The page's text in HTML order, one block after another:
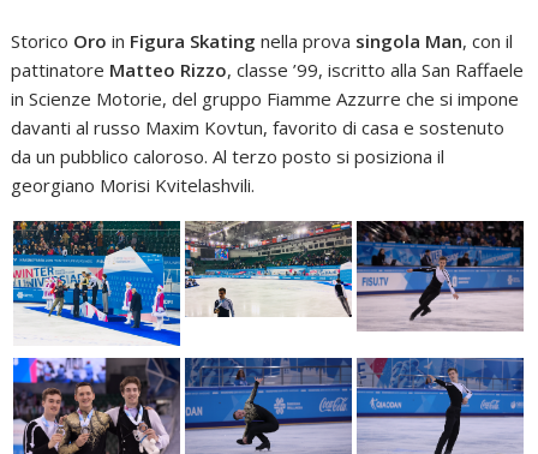
Storico Oro in Figura Skating nella prova singola Man, con il
pattinatore Matteo Rizzo, classe ’99, iscritto alla San Raffaele
in Scienze Motorie, del gruppo Fiamme Azzurre che si impone
davanti al russo Maxim Kovtun, favorito di casa e sostenuto
da un pubblico caloroso. Al terzo posto si posiziona il
georgiano Morisi Kvitelashvili.